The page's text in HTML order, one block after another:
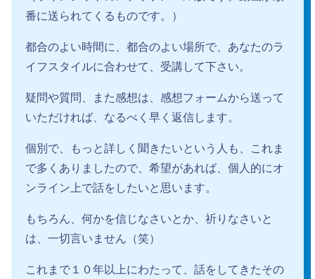
番に送られてくるものです。）
都合のよい時間に、都合のよい場所で、あなたのラ
イフスタイルに合わせて、受講して下さい。
疑問や質問、また感想は、感想フォームから送って
いただければ、なるべく早く返信します。
個別で、もっと詳しく聞きたいという人も、これま
で多くありましたので、希望があれば、個人的にオ
ンライン上で話をしたいと思います。
もちろん、何かを信じなさいとか、祈りなさいと
は、一切言いません（笑）
これまで１０年以上にわたって、話をしてきたその